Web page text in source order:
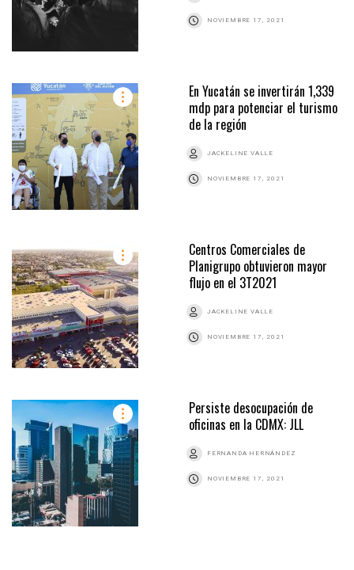
NOVIEMBRE 17, 2021
En Yucatán se invertirán 1,339
mdp para potenciar el turismo
de la región
JACKELINE VALLE
NOVIEMBRE 17, 2021
Centros Comerciales de
Planigrupo obtuvieron mayor
flujo en el 3T2021
JACKELINE VALLE
NOVIEMBRE 17, 2021
Persiste desocupación de
oficinas en la CDMX: JLL
FERNANDA HERNÁNDEZ
NOVIEMBRE 17, 2021